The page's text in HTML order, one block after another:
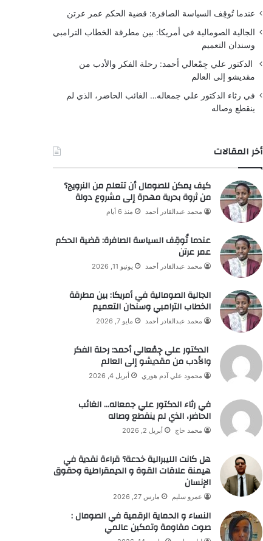
عندما تُوقِف السياسة الصافرة: قضية الحكم عمر عرتن
الجالية الصومالية في أمريكا: بين مطرقة الخطاب الترامبي
وسندان التعميم
الدكتور علي جِمْعالي أحمد: رحلة الفكر والأدب من
مقديشو إلى العالم
في رثاء الدكتور علي جمعاله… الغائب الحاضر، الذي لم
ينقطع وصاله
أخر المقالات
كيف يمكن للصومال أن تتعلم من النرويج؟
من ثروة بحرية مهدرة إلى مشروع دولة
محمد عبدالقادر أحمد منذ 6 أيام
عندما تُوقِف السياسة الصافرة: قضية الحكم
عمر عرتن
محمد عبدالقادر أحمد يونيو 11, 2026
الجالية الصومالية في أمريكا: بين مطرقة
الخطاب الترامبي وسندان التعميم
محمد عبدالقادر أحمد مايو 7, 2026
الدكتور علي جِمْعالي أحمد: رحلة الفكر
والأدب من مقديشو إلى العالم
محمود علي آدم هوري أبريل 4, 2026
في رثاء الدكتور علي جمعاله… الغائب
الحاضر، الذي لم ينقطع وصاله
محمد حاج أبريل 2, 2026
هل كانت الليبرالية خدعة؟ قراءة نقدية في
هيمنة علاقات القوة و الديمقراطية وحقوق
الإنسان
عمرو سليم مارس 27, 2026
النساء و الحماية الرقمية في الصومال :
صوت مقاومة وتمكين عالمي